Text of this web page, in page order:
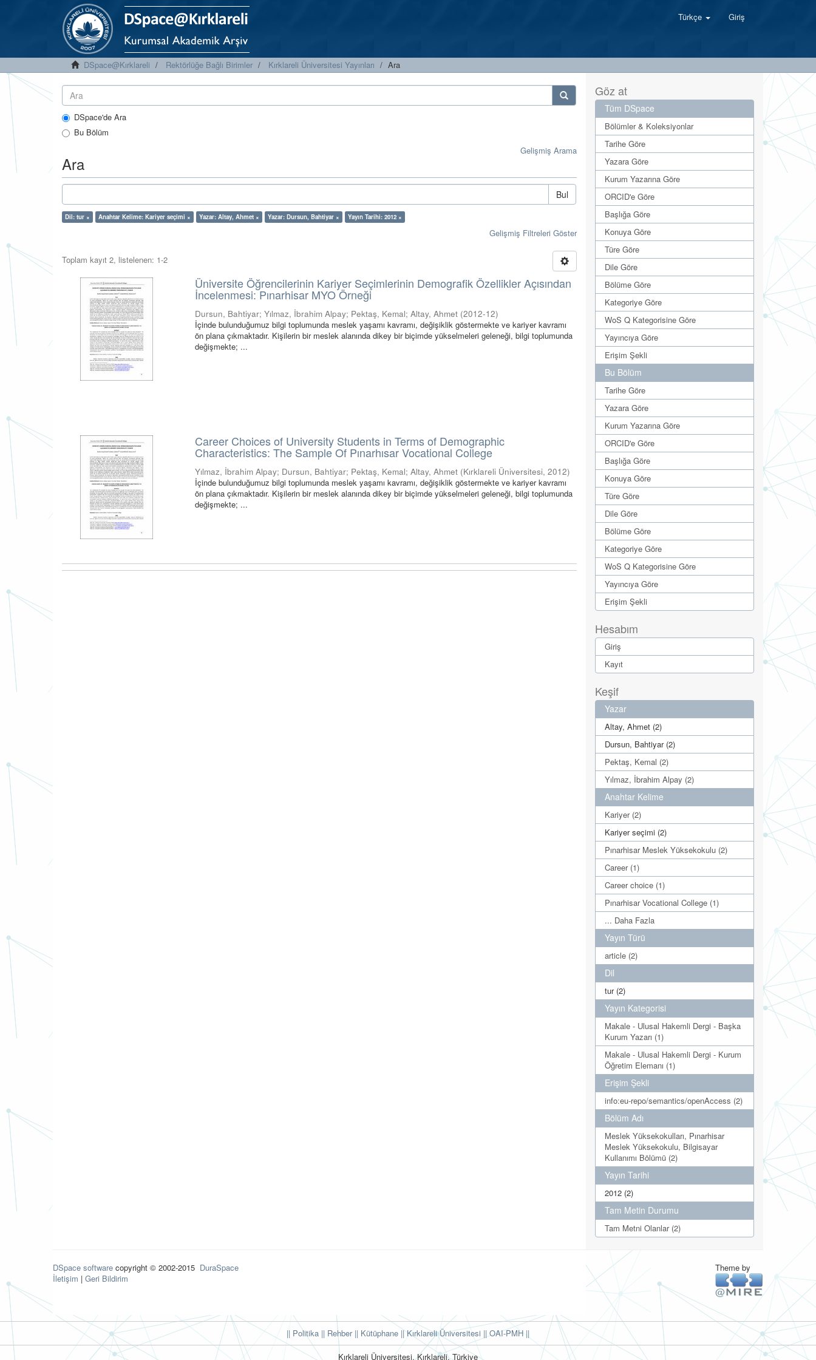
Türkçe Giriş
DSpace@Kırklareli Rektörlüğe Bağlı Birimler Kırklareli Üniversitesi Yayınları Ara
DSpace'de Ara
Bu Bölüm
Gelişmiş Arama
Ara
Bul
Dil: tur × Anahtar Kelime: Kariyer seçimi × Yazar: Altay, Ahmet × Yazar: Dursun, Bahtiyar × Yayın Tarihi: 2012 ×
Gelişmiş Filtreleri Göster
Toplam kayıt 2, listelenen: 1-2
Üniversite Öğrencilerinin Kariyer Seçimlerinin Demografik Özellikler Açısından
İncelenmesi: Pınarhisar MYO Örneği
Dursun, Bahtiyar;Yılmaz, İbrahim Alpay; Pektaş, Kemal;Altay, Ahmet (2012-12)
İçinde bulunduğumuz bilgi toplumunda meslek yaşamı kavramı, değişiklik göstermekte ve kariyer kavramı
ön plana çıkmaktadır. Kişilerin bir meslek alanında dikey bir biçimde yükselmeleri geleneği, bilgi toplumunda
değişmekte; ...
Career Choices of University Students in Terms of Demographic
Characteristics: The Sample Of Pınarhısar Vocational College
Yılmaz, İbrahim Alpay; Dursun, Bahtiyar; Pektaş, Kemal;Altay, Ahmet (Kırklareli Üniversitesi,2012)
İçinde bulunduğumuz bilgi toplumunda meslek yaşamı kavramı, değişiklik göstermekte ve kariyer kavramı
ön plana çıkmaktadır. Kişilerin bir meslek alanında dikey bir biçimde yükselmeleri geleneği, bilgi toplumunda
değişmekte; ...
Göz at
Tüm DSpace
Bölümler & Koleksiyonlar
Tarihe Göre
Yazara Göre
Kurum Yazarına Göre
ORCID'e Göre
Başlığa Göre
Konuya Göre
Türe Göre
Dile Göre
Bölüme Göre
Kategoriye Göre
WoS Q Kategorisine Göre
Yayıncıya Göre
Erişim Şekli
Bu Bölüm
Tarihe Göre
Yazara Göre
Kurum Yazarına Göre
ORCID'e Göre
Başlığa Göre
Konuya Göre
Türe Göre
Dile Göre
Bölüme Göre
Kategoriye Göre
WoS Q Kategorisine Göre
Yayıncıya Göre
Erişim Şekli
Hesabım
Giriş
Kayıt
Keşif
Yazar
Altay, Ahmet (2)
Dursun, Bahtiyar (2)
Pektaş, Kemal (2)
Yılmaz, İbrahim Alpay (2)
Anahtar Kelime
Kariyer (2)
Kariyer seçimi (2)
Pınarhisar Meslek Yüksekokulu (2)
Career (1)
Career choice (1)
Pınarhisar Vocational College (1)
... Daha Fazla
Yayın Türü
article (2)
Dil
tur (2)
Yayın Kategorisi
Makale - Ulusal Hakemli Dergi - Başka
Kurum Yazarı (1)
Makale - Ulusal Hakemli Dergi - Kurum
Öğretim Elemanı (1)
Erişim Şekli
info:eu-repo/semantics/openAccess (2)
Bölüm Adı
Meslek Yüksekokulları, Pınarhisar
Meslek Yüksekokulu, Bilgisayar
Kullanımı Bölümü (2)
Yayın Tarihi
2012 (2)
Tam Metin Durumu
Tam Metni Olanlar (2)
DSpace software copyright © 2002-2015 DuraSpace
İletişim | Geri Bildirim
Theme by
|| Politika || Rehber|| Kütüphane || Kırklareli Üniversitesi ||OAI-PMH ||
Kırklareli Üniversitesi, Kırklareli, Türkiye